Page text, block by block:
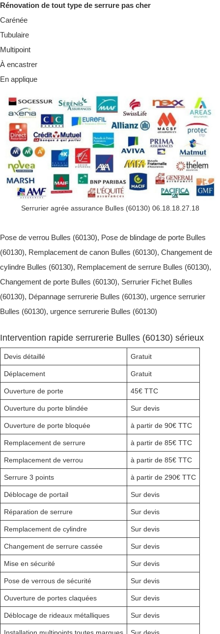
Rénovation de tout type de serrure pas cher
Carénée
Tubulaire
Multipoint
À encastrer
En applique
Serrurier agrée assurance Bulles (60130) 06.18.18.27.18
Pose de verrou Bulles (60130), Pose de blindage de porte Bulles
(60130), Remplacement de canon Bulles (60130), Changement de
cylindre Bulles (60130), Remplacement de serrure Bulles (60130),
Changement de porte Bulles (60130), Serrurier Fichet Bulles
(60130), Dépannage serrurerie Bulles (60130), urgence serrurier
Bulles (60130), urgence serrurerie Bulles (60130)
Intervention rapide serrurerie Bulles (60130) sérieux
Devis détaillé Gratuit
Déplacement Gratuit
Ouverture de porte 45€ TTC
Ouverture du porte blindée Sur devis
Ouverture de porte bloquée à partir de 90€ TTC
Remplacement de serrure à partir de 85€ TTC
Remplacement de verrou à partir de 85€ TTC
Serrure 3 points à partir de 290€ TTC
Déblocage de portail Sur devis
Réparation de serrure Sur devis
Remplacement de cylindre Sur devis
Changement de serrure cassée Sur devis
Mise en sécurité Sur devis
Pose de verrous de sécurité Sur devis
Ouverture de portes claquées Sur devis
Déblocage de rideaux métalliques Sur devis
Installation multipoints toutes marques Sur devis